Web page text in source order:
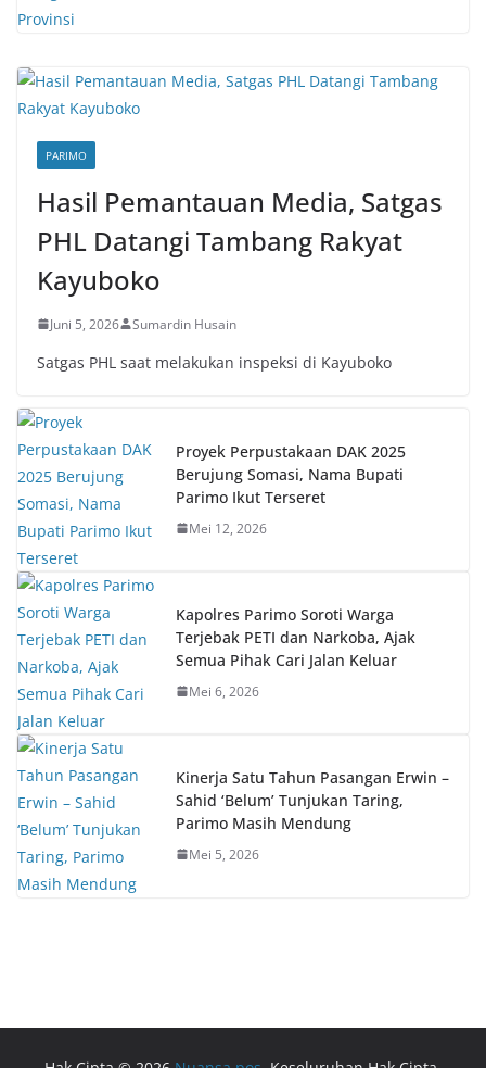
PARIMO
Hasil Pemantauan Media, Satgas
PHL Datangi Tambang Rakyat
Kayuboko
Juni 5, 2026 Sumardin Husain
Satgas PHL saat melakukan inspeksi di Kayuboko
Proyek Perpustakaan DAK 2025
Berujung Somasi, Nama Bupati
Parimo Ikut Terseret
Mei 12, 2026
Kapolres Parimo Soroti Warga
Terjebak PETI dan Narkoba, Ajak
Semua Pihak Cari Jalan Keluar
Mei 6, 2026
Kinerja Satu Tahun Pasangan Erwin –
Sahid ‘Belum’ Tunjukan Taring,
Parimo Masih Mendung
Mei 5, 2026